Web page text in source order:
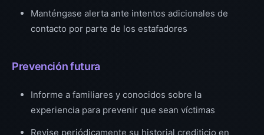
Manténgase alerta ante intentos adicionales de
contacto por parte de los estafadores
Prevención futura
Informe a familiares y conocidos sobre la
experiencia para prevenir que sean víctimas
Revise periódicamente su historial crediticio en